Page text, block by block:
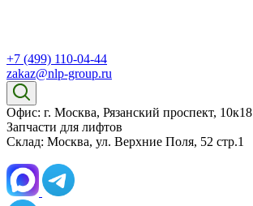
+7 (499) 110-04-44
zakaz@nlp-group.ru
Офис: г. Москва, Рязанский проспект, 10к18
Запчасти для лифтов
Склад: Москва, ул. Верхние Поля, 52 стр.1